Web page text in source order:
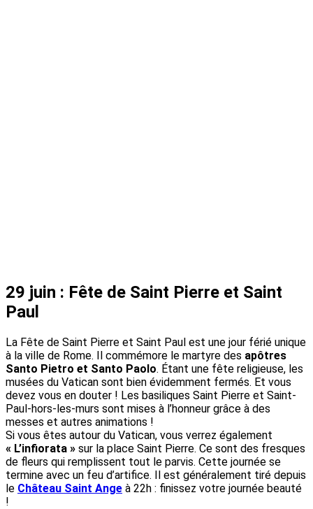
29 juin : Fête de Saint Pierre et Saint
Paul
La Fête de Saint Pierre et Saint Paul est une jour férié unique
à la ville de Rome. Il commémore le martyre des apôtres
Santo Pietro et Santo Paolo. Étant une fête religieuse, les
musées du Vatican sont bien évidemment fermés. Et vous
devez vous en douter ! Les basiliques Saint Pierre et Saint-
Paul-hors-les-murs sont mises à l’honneur grâce à des
messes et autres animations !
Si vous êtes autour du Vatican, vous verrez également
« L’infiorata » sur la place Saint Pierre. Ce sont des fresques
de fleurs qui remplissent tout le parvis. Cette journée se
termine avec un feu d’artifice. Il est généralement tiré depuis
le Château Saint Ange à 22h : finissez votre journée beauté
!